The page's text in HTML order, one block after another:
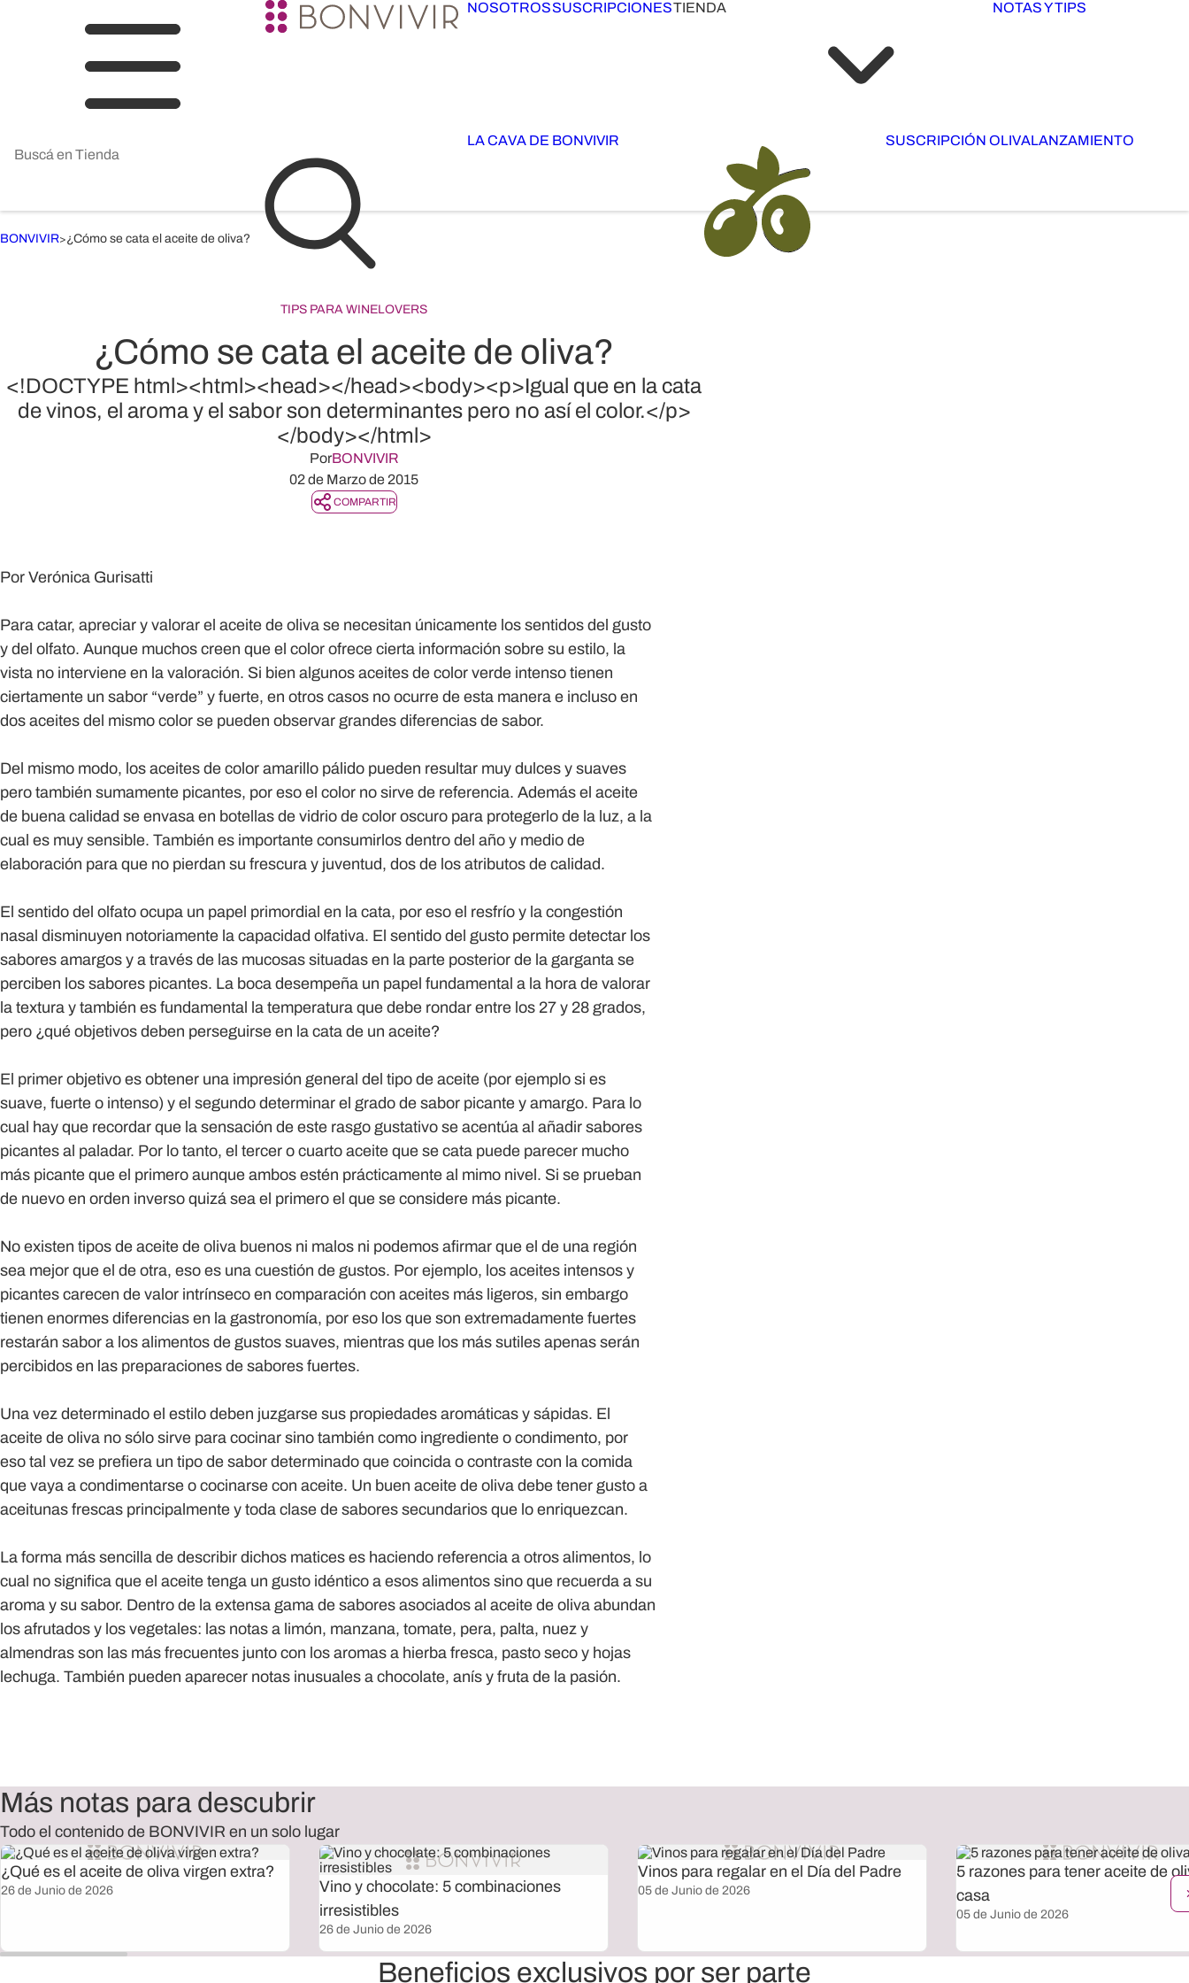
NOSOTROSSUSCRIPCIONESTIENDA NOTAS Y TIPS
LA CAVA DE BONVIVIR SUSCRIPCIÓN OLIVALANZAMIENTO
BONVIVIR>¿Cómo se cata el aceite de oliva?
TIPS PARA WINELOVERS
¿Cómo se cata el aceite de oliva?
<!DOCTYPE html><html><head></head><body><p>Igual que en la cata
de vinos, el aroma y el sabor son determinantes pero no así el color.</p>
</body></html>
PorBONVIVIR
02 de Marzo de 2015
COMPARTIR
Por Verónica Gurisatti
Para catar, apreciar y valorar el aceite de oliva se necesitan únicamente los sentidos del gusto
y del olfato. Aunque muchos creen que el color ofrece cierta información sobre su estilo, la
vista no interviene en la valoración. Si bien algunos aceites de color verde intenso tienen
ciertamente un sabor “verde” y fuerte, en otros casos no ocurre de esta manera e incluso en
dos aceites del mismo color se pueden observar grandes diferencias de sabor.
Del mismo modo, los aceites de color amarillo pálido pueden resultar muy dulces y suaves
pero también sumamente picantes, por eso el color no sirve de referencia. Además el aceite
de buena calidad se envasa en botellas de vidrio de color oscuro para protegerlo de la luz, a la
cual es muy sensible. También es importante consumirlos dentro del año y medio de
elaboración para que no pierdan su frescura y juventud, dos de los atributos de calidad.
El sentido del olfato ocupa un papel primordial en la cata, por eso el resfrío y la congestión
nasal disminuyen notoriamente la capacidad olfativa. El sentido del gusto permite detectar los
sabores amargos y a través de las mucosas situadas en la parte posterior de la garganta se
perciben los sabores picantes. La boca desempeña un papel fundamental a la hora de valorar
la textura y también es fundamental la temperatura que debe rondar entre los 27 y 28 grados,
pero ¿qué objetivos deben perseguirse en la cata de un aceite?
El primer objetivo es obtener una impresión general del tipo de aceite (por ejemplo si es
suave, fuerte o intenso) y el segundo determinar el grado de sabor picante y amargo. Para lo
cual hay que recordar que la sensación de este rasgo gustativo se acentúa al añadir sabores
picantes al paladar. Por lo tanto, el tercer o cuarto aceite que se cata puede parecer mucho
más picante que el primero aunque ambos estén prácticamente al mimo nivel. Si se prueban
de nuevo en orden inverso quizá sea el primero el que se considere más picante.
No existen tipos de aceite de oliva buenos ni malos ni podemos afirmar que el de una región
sea mejor que el de otra, eso es una cuestión de gustos. Por ejemplo, los aceites intensos y
picantes carecen de valor intrínseco en comparación con aceites más ligeros, sin embargo
tienen enormes diferencias en la gastronomía, por eso los que son extremadamente fuertes
restarán sabor a los alimentos de gustos suaves, mientras que los más sutiles apenas serán
percibidos en las preparaciones de sabores fuertes.
Una vez determinado el estilo deben juzgarse sus propiedades aromáticas y sápidas. El
aceite de oliva no sólo sirve para cocinar sino también como ingrediente o condimento, por
eso tal vez se prefiera un tipo de sabor determinado que coincida o contraste con la comida
que vaya a condimentarse o cocinarse con aceite. Un buen aceite de oliva debe tener gusto a
aceitunas frescas principalmente y toda clase de sabores secundarios que lo enriquezcan.
La forma más sencilla de describir dichos matices es haciendo referencia a otros alimentos, lo
cual no significa que el aceite tenga un gusto idéntico a esos alimentos sino que recuerda a su
aroma y su sabor. Dentro de la extensa gama de sabores asociados al aceite de oliva abundan
los afrutados y los vegetales: las notas a limón, manzana, tomate, pera, palta, nuez y
almendras son las más frecuentes junto con los aromas a hierba fresca, pasto seco y hojas
lechuga. También pueden aparecer notas inusuales a chocolate, anís y fruta de la pasión.
Más notas para descubrir
Todo el contenido de BONVIVIR en un solo lugar
¿Qué es el aceite de oliva virgen extra?
26 de Junio de 2026
Vino y chocolate: 5 combinaciones
irresistibles
26 de Junio de 2026
Vinos para regalar en el Día del Padre
05 de Junio de 2026
5 razones para tener aceite de
casa
05 de Junio de 2026
Beneficios exclusivos por ser parte